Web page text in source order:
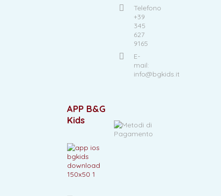
Telefono
+39
345
627
9165
E-
mail:
info@bgkids.it
APP B&G
Kids